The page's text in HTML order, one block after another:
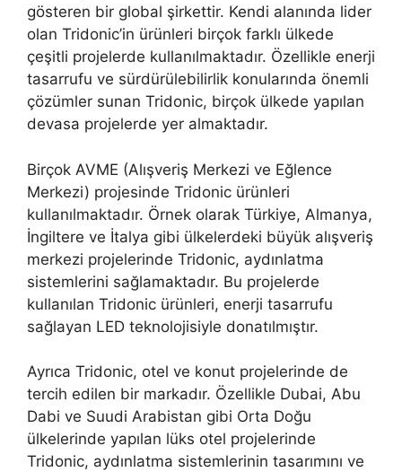
gösteren bir global şirkettir. Kendi alanında lider
olan Tridonic’in ürünleri birçok farklı ülkede
çeşitli projelerde kullanılmaktadır. Özellikle enerji
tasarrufu ve sürdürülebilirlik konularında önemli
çözümler sunan Tridonic, birçok ülkede yapılan
devasa projelerde yer almaktadır.
Birçok AVME (Alışveriş Merkezi ve Eğlence
Merkezi) projesinde Tridonic ürünleri
kullanılmaktadır. Örnek olarak Türkiye, Almanya,
İngiltere ve İtalya gibi ülkelerdeki büyük alışveriş
merkezi projelerinde Tridonic, aydınlatma
sistemlerini sağlamaktadır. Bu projelerde
kullanılan Tridonic ürünleri, enerji tasarrufu
sağlayan LED teknolojisiyle donatılmıştır.
Ayrıca Tridonic, otel ve konut projelerinde de
tercih edilen bir markadır. Özellikle Dubai, Abu
Dabi ve Suudi Arabistan gibi Orta Doğu
ülkelerinde yapılan lüks otel projelerinde
Tridonic, aydınlatma sistemlerinin tasarımını ve